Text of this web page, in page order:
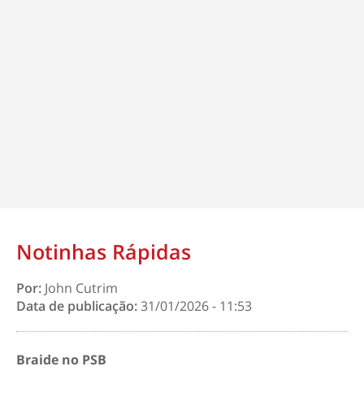
Notinhas Rápidas
Por: John Cutrim
Data de publicação:31/01/2026 - 11:53
Braide no PSB